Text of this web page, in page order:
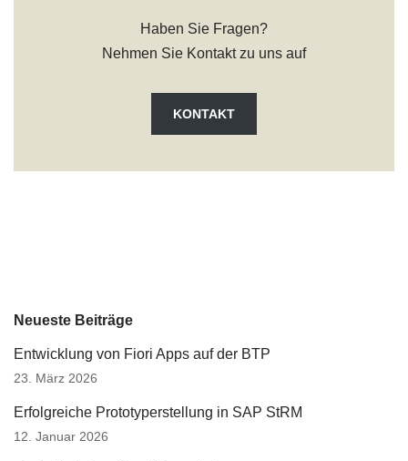
Haben Sie Fragen?
Nehmen Sie Kontakt zu uns auf
KONTAKT
Neueste Beiträge
Entwicklung von Fiori Apps auf der BTP
23. März 2026
Erfolgreiche Prototyperstellung in SAP StRM
12. Januar 2026